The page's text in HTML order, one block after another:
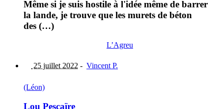
Même si je suis hostile à l'idée même de barrer
la lande, je trouve que les murets de béton
des (…)
L’Agreu
25 juillet 2022 - Vincent P.
(Léon)
Lou Pescaïre